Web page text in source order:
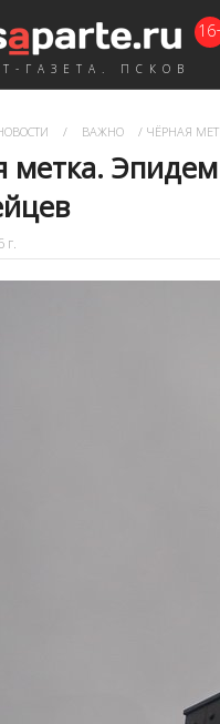
ГАЗЕТА. ПСКОВ
/ ВАЖНО / ЧЁРНАЯ
метка.
г.